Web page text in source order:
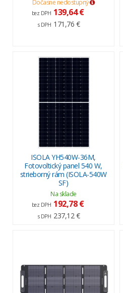
Dočasne nedostupný
bez DPH 139,64 €
s DPH 171,76 €
ISOLA YH540W-36M,
Fotovoltický panel 540 W,
strieborný rám (ISOLA-540W
SF)
Na sklade
bez DPH 192,78 €
s DPH 237,12 €